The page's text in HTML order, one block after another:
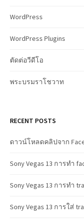
WordPress
WordPress Plugins
ตัดต่อวีดีโอ
พระบรมราโชวาท
RECENT POSTS
ดาวน์โหลดคลิปจาก
Sony Vegas 13 การทำ
Sony Vegas 13 การทำ
Sony Vegas 13 การใส่